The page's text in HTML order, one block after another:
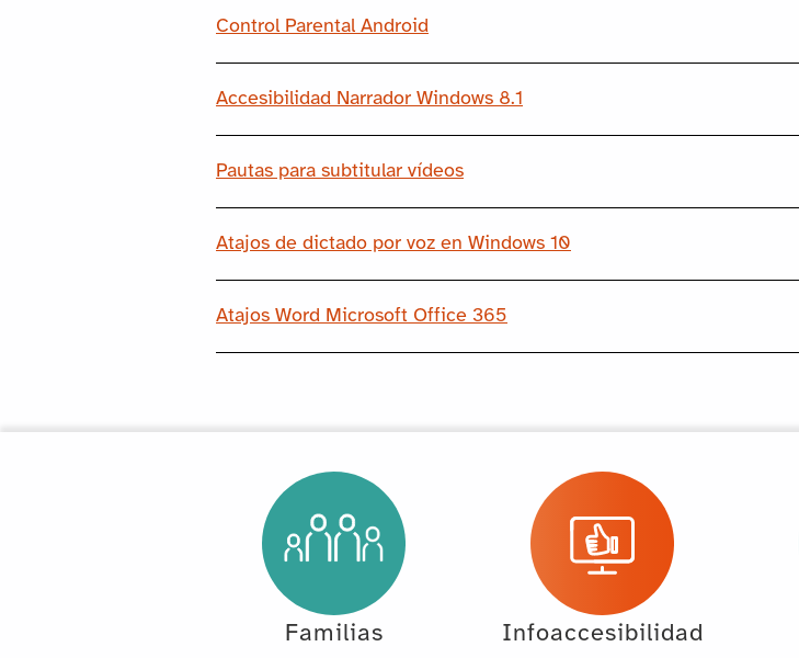
Control Parental Android
Accesibilidad Narrador Windows 8.1
Pautas para subtitular vídeos
Atajos de dictado por voz en Windows 10
Atajos Word Microsoft Office 365
Familias Infoaccesibilidad